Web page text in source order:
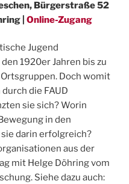
Bürgerstraße 52
| Online-Zugang
Jugend
1920er Jahren bis zu
Doch womit
durch die FAUD
sie sich? Worin
in den
darin erfolgreich?
aus der
mit Helge Döhring vom
Siehe dazu auch: